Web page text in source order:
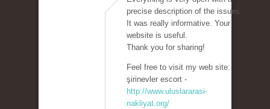
precise description of the issues.
It was really informative. Your
website is useful.
Thank you for sharing!
Feel free to visit my web site:
şirinevler escort -
http://www.uluslararasi-
nakliyat.org/